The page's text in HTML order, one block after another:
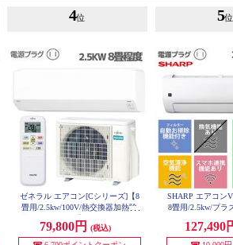
4位
ゼネラル エアコン[Cシリーズ]【8
畳用/2.5kw/100V/熱交換器加熱除
SET
79,800円
(税込)
5位
SHARP エアコン
8畳用/2.5kw/プラ
V-
127,490